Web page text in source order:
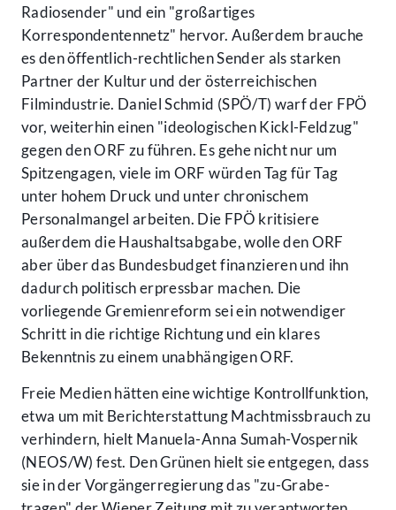
Radiosender" und ein "großartiges
Korrespondentennetz" hervor. Außerdem brauche
es den öffentlich-rechtlichen Sender als starken
Partner der Kultur und der österreichischen
Filmindustrie. Daniel Schmid (SPÖ/T) warf der FPÖ
vor, weiterhin einen "ideologischen Kickl-Feldzug"
gegen den ORF zu führen. Es gehe nicht nur um
Spitzengagen, viele im ORF würden Tag für Tag
unter hohem Druck und unter chronischem
Personalmangel arbeiten. Die FPÖ kritisiere
außerdem die Haushaltsabgabe, wolle den ORF
aber über das Bundesbudget finanzieren und ihn
dadurch politisch erpressbar machen. Die
vorliegende Gremienreform sei ein notwendiger
Schritt in die richtige Richtung und ein klares
Bekenntnis zu einem unabhängigen ORF.
Freie Medien hätten eine wichtige Kontrollfunktion,
etwa um mit Berichterstattung Machtmissbrauch zu
verhindern, hielt Manuela-Anna Sumah-Vospernik
(NEOS/W) fest. Den Grünen hielt sie entgegen, dass
sie in der Vorgängerregierung das "zu-Grabe-